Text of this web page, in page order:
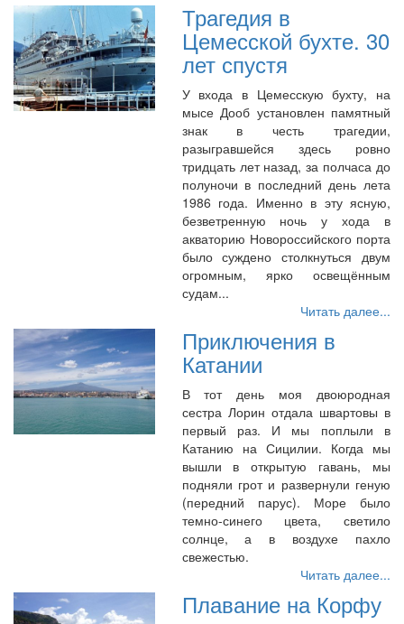
Трагедия в
Цемесской бухте. 30
лет спустя
У входа в Цемесскую бухту, на
мысе Дооб установлен памятный
знак в честь трагедии,
разыгравшейся здесь ровно
тридцать лет назад, за полчаса до
полуночи в последний день лета
1986 года. Именно в эту ясную,
безветренную ночь у хода в
акваторию Новороссийского порта
было суждено столкнуться двум
огромным, ярко освещённым
судам...
Читать далее...
Приключения в
Катании
В тот день моя двоюродная
сестра Лорин отдала швартовы в
первый раз. И мы поплыли в
Катанию на Сицилии. Когда мы
вышли в открытую гавань, мы
подняли грот и развернули геную
(передний парус). Море было
темно-синего цвета, светило
солнце, а в воздухе пахло
свежестью.
Читать далее...
Плавание на Корфу